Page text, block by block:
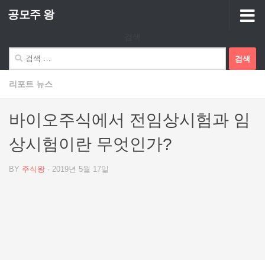
Skip to content
공모주 왕
색:
리포트 뉴스
바이오주식에서 전임상시험과 임
상시험이란 무엇인가?
BY 주식왕 · 2019년 5월 17일